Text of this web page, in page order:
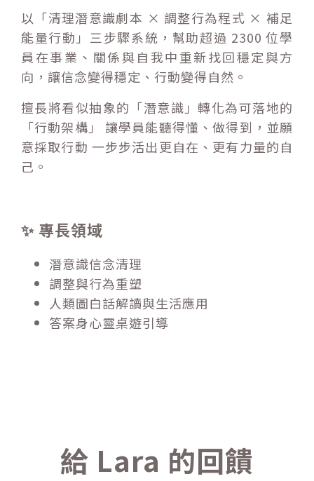
以「清理潛意識劇本 × 調整行為程式 × 補足
能量行動」三步驟系統，幫助超過 2300 位學
員在事業、關係與自我中重新找回穩定與方
向，讓信念變得穩定、行動變得自然。
擅長將看似抽象的「潛意識」轉化為可落地的
「行動架構」 讓學員能聽得懂、做得到，並願
意採取行動 一步步活出更自在、更有力量的自
己。
✨ 專長領域
潛意識信念清理
調整與行為重塑
人類圖白話解讀與生活應用
答案身心靈桌遊引導
給 Lara 的回饋